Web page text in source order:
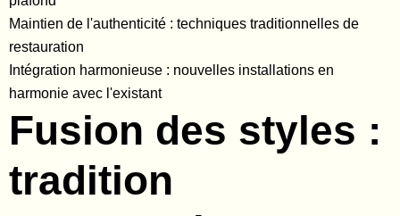
Maintien de l'authenticité : techniques traditionnelles de
restauration
Intégration harmonieuse : nouvelles installations en
harmonie avec l'existant
Fusion des styles :
tradition